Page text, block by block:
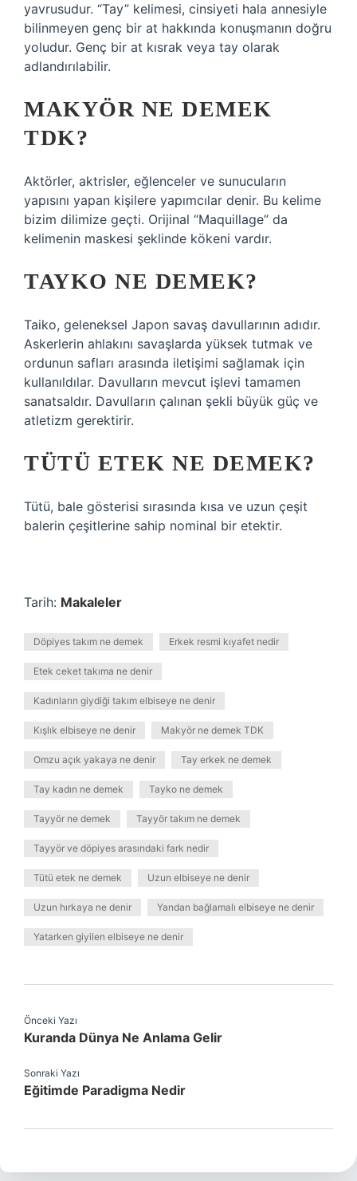
yavrusudur. “Tay” kelimesi, cinsiyeti hala annesiyle
bilinmeyen genç bir at hakkında konuşmanın doğru
yoludur. Genç bir at kısrak veya tay olarak
adlandırılabilir.
MAKYÖR NE DEMEK
TDK?
Aktörler, aktrisler, eğlenceler ve sunucuların
yapısını yapan kişilere yapımcılar denir. Bu kelime
bizim dilimize geçti. Orijinal “Maquillage” da
kelimenin maskesi şeklinde kökeni vardır.
TAYKO NE DEMEK?
Taiko, geleneksel Japon savaş davullarının adıdır.
Askerlerin ahlakını savaşlarda yüksek tutmak ve
ordunun safları arasında iletişimi sağlamak için
kullanıldılar. Davulların mevcut işlevi tamamen
sanatsaldır. Davulların çalınan şekli büyük güç ve
atletizm gerektirir.
TÜTÜ ETEK NE DEMEK?
Tütü, bale gösterisi sırasında kısa ve uzun çeşit
balerin çeşitlerine sahip nominal bir etektir.
Tarih: Makaleler
Döpiyes takım ne demek Erkek resmi kıyafet nedir
Etek ceket takıma ne denir
Kadınların giydiği takım elbiseye ne denir
Kışlık elbiseye ne denir Makyör ne demek TDK
Omzu açık yakaya ne denir Tay erkek ne demek
Tay kadın ne demek Tayko ne demek
Tayyör ne demek Tayyör takım ne demek
Tayyör ve döpiyes arasındaki fark nedir
Tütü etek ne demek Uzun elbiseye ne denir
Uzun hırkaya ne denir Yandan bağlamalı elbiseye ne denir
Yatarken giyilen elbiseye ne denir
Önceki Yazı
Kuranda Dünya Ne Anlama Gelir
Sonraki Yazı
Eğitimde Paradigma Nedir